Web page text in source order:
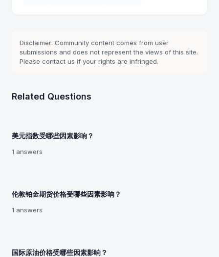
Disclaimer: Community content comes from user
submissions and does not represent the views of this site.
Please contact us if your rights are infringed.
Related Questions
美元指数受哪些因素影响？
1 answers
伦敦铂金期货价格受哪些因素影响？
1 answers
国际原油价格受哪些因素影响？